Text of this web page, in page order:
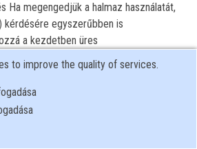
Ha megengedjük a halmaz használatát,
kérdésére egyszerűbben is
a kezdetben üres
mellett elhelyezkedő állatok
szomszédjaik sorszámait). A
az esetlegesen felvett 0-t: Dim
Integer) For Each Bejárati In
mellett elhelyezkedő állatokra For Each
' az aktuális (a bejárat mellett
to improve the quality of services.